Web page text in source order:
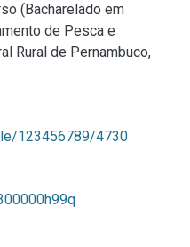
(Bacharelado em
de Pesca e
Rural de Pernambuco,
123456789/4730